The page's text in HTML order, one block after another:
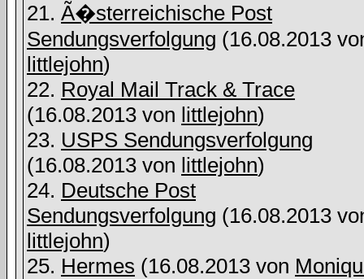
21. Ã�sterreichische Post
Sendungsverfolgung (16.08.2013
littlejohn)
22. Royal Mail Track & Trace
(16.08.2013 von littlejohn)
23. USPS Sendungsverfolgung
(16.08.2013 von littlejohn)
24. Deutsche Post
Sendungsverfolgung (16.08.2013
littlejohn)
25. Hermes (16.08.2013 von